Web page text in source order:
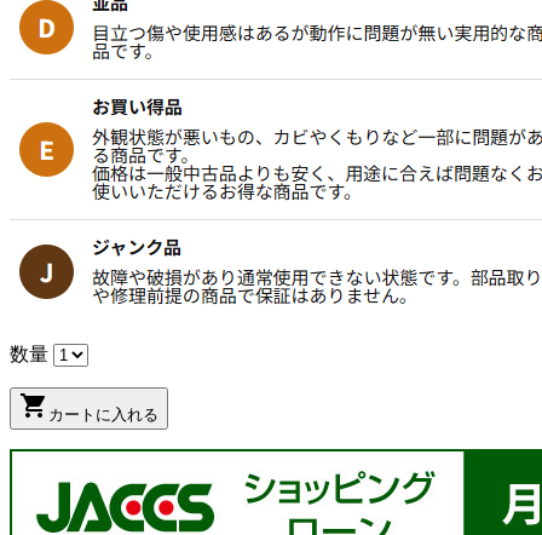
数量
shopping_cart カートに入れる